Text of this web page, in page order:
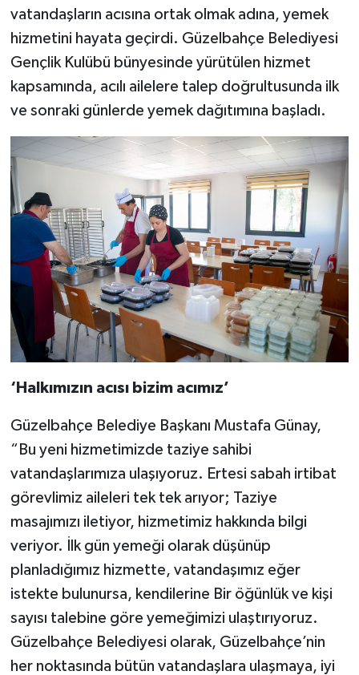
vatandaşların acısına ortak olmak adına, yemek
hizmetini hayata geçirdi. Güzelbahçe Belediyesi
Gençlik Kulübü bünyesinde yürütülen hizmet
kapsamında, acılı ailelere talep doğrultusunda ilk
ve sonraki günlerde yemek dağıtımına başladı.
‘Halkımızın acısı bizim acımız’
Güzelbahçe Belediye Başkanı Mustafa Günay,
“Bu yeni hizmetimizde taziye sahibi
vatandaşlarımıza ulaşıyoruz. Ertesi sabah irtibat
görevlimiz aileleri tek tek arıyor; Taziye
masajımızı iletiyor, hizmetimiz hakkında bilgi
veriyor. İlk gün yemeği olarak düşünüp
planladığımız hizmette, vatandaşımız eğer
istekte bulunursa, kendilerine Bir öğünlük ve kişi
sayısı talebine göre yemeğimizi ulaştırıyoruz.
Güzelbahçe Belediyesi olarak, Güzelbahçe’nin
her noktasında bütün vatandaşlara ulaşmaya, iyi